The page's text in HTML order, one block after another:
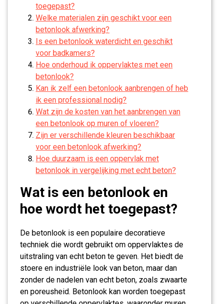
toegepast?
Welke materialen zijn geschikt voor een
betonlook afwerking?
Is een betonlook waterdicht en geschikt
voor badkamers?
Hoe onderhoud ik oppervlaktes met een
betonlook?
Kan ik zelf een betonlook aanbrengen of heb
ik een professional nodig?
Wat zijn de kosten van het aanbrengen van
een betonlook op muren of vloeren?
Zijn er verschillende kleuren beschikbaar
voor een betonlook afwerking?
Hoe duurzaam is een oppervlak met
betonlook in vergelijking met echt beton?
Wat is een betonlook en
hoe wordt het toegepast?
De betonlook is een populaire decoratieve
techniek die wordt gebruikt om oppervlaktes de
uitstraling van echt beton te geven. Het biedt de
stoere en industriële look van beton, maar dan
zonder de nadelen van echt beton, zoals zwaarte
en poreusheid. Betonlook kan worden toegepast